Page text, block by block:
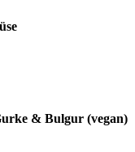
& Bulgur (vegan)